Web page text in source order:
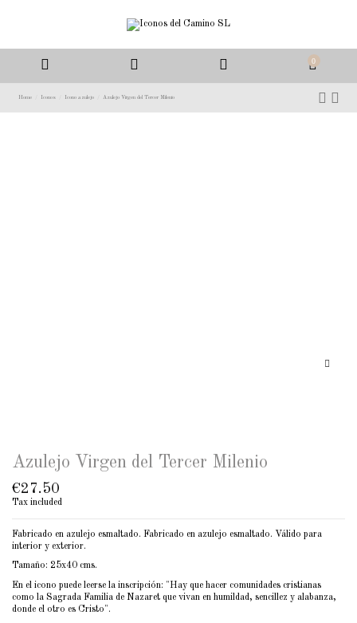
0
Home Iconos Icono azulejo Azulejo Virgen del Tercer Milenio
Azulejo Virgen del Tercer Milenio
€27.50
Tax included
Fabricado en azulejo esmaltado. Fabricado en azulejo esmaltado. Válido para
interior y exterior.
Tamaño: 25x40 cms.
En el icono puede leerse la inscripción: "Hay que hacer comunidades cristianas
como la Sagrada Familia de Nazaret que vivan en humildad, sencillez y alabanza,
donde el otro es Cristo".